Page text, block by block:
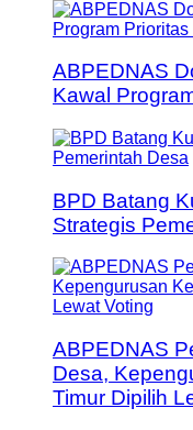
ABPEDNAS
Kawal
BPD Batang
Strategis
ABPEDNAS
Desa,
Timur Dipilih